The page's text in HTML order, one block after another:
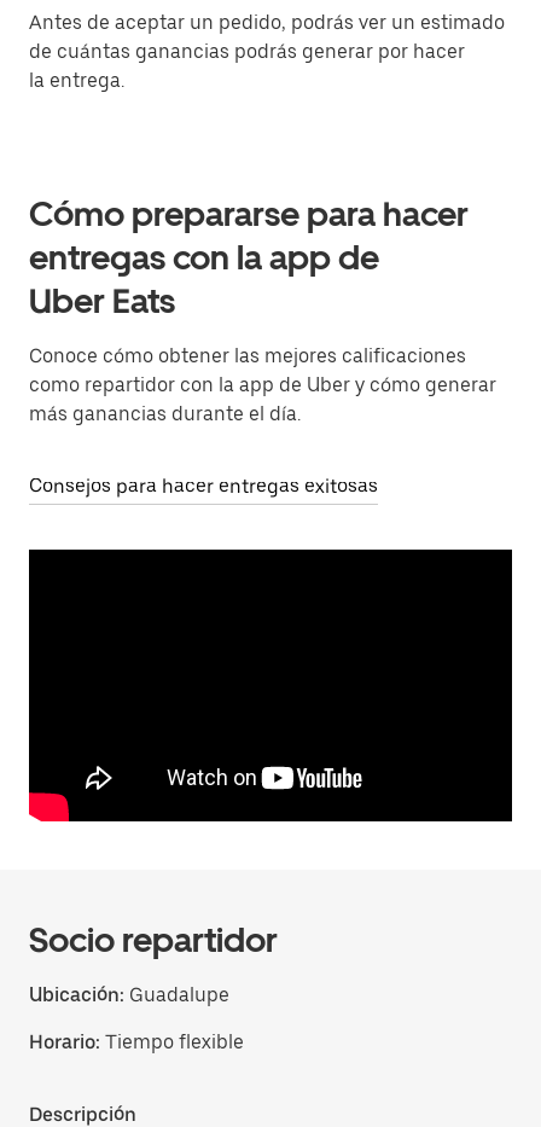
Antes de aceptar un pedido, podrás ver un estimado
de cuántas ganancias podrás generar por hacer
la entrega.
Cómo prepararse para hacer
entregas con la app de
Uber Eats
Conoce cómo obtener las mejores calificaciones
como repartidor con la app de Uber y cómo generar
más ganancias durante el día.
Consejos para hacer entregas exitosas
Socio repartidor
Ubicación: Guadalupe
Horario: Tiempo flexible
Descripción